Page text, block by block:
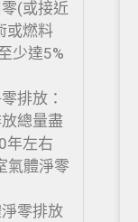
(或接近
或燃料
少達5%
排放：
總量盡
年左右
氣體淨零
零排放